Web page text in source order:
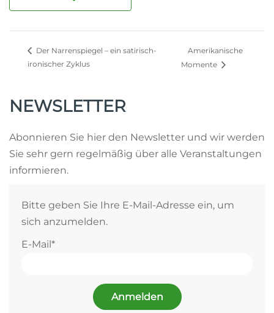
Der Narrenspiegel – ein satirisch-
ironischer Zyklus
Amerikanische
Momente
NEWSLETTER
Abonnieren Sie hier den Newsletter und wir werden
Sie sehr gern regelmäßig über alle Veranstaltungen
informieren.
Bitte geben Sie Ihre E-Mail-Adresse ein, um
sich anzumelden.
E-Mail*
Anmelden